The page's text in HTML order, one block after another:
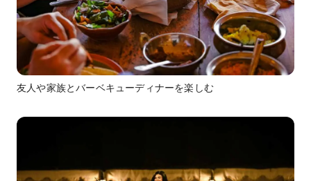
友人や家族とバーベキューディナーを楽しむ